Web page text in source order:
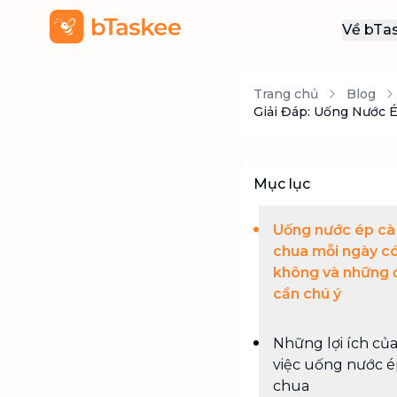
Về
Trang chủ Blog
Giải Đáp: Uống Nước
Mục lục
Uống nước ép cà
chua mỗi ngày
không và những
cần chú ý
Những lợi ích của
việc uống nước
chua